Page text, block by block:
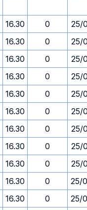
16.30 0
25/
16.30 0
25/
16.30 0
25/
16.30 0
25/
16.30 0
25/
16.30 0
25/
16.30 0
25/
16.30 0
25/
16.30 0
25/
16.30 0
25/
16.30 0 25/